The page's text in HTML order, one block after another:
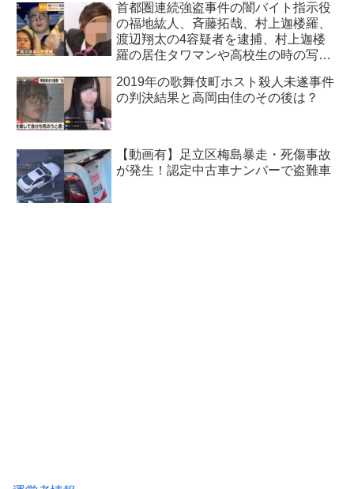
首都圏連続強盗事件の闇バイト指示役
の福地紘人、斉藤拓哉、村上迦楼羅、
渡辺翔太の4容疑者を逮捕、村上迦楼
羅の居住タワマンや高校生の時の写真
2019年の歌舞伎町ホスト殺人未遂事件
の判決結果と高岡由佳のその後は？
【動画有】足立区梅島暴走・死傷事故
が発生！認定中古車ナンバーで盗難車